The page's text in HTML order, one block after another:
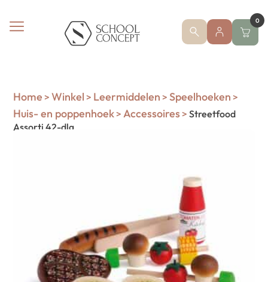
0
Home > Winkel > Leermiddelen > Speelhoeken >
Huis- en poppenhoek> Accessoires> Streetfood
Assorti 42-dlg